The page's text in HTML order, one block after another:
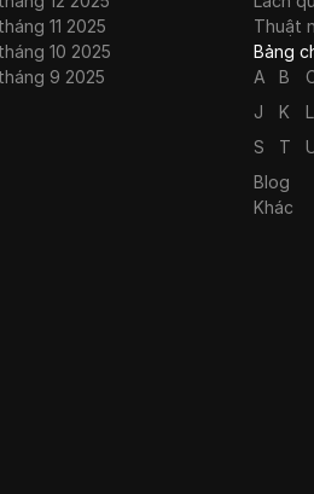
tháng 11 2025
tháng 10 2025
tháng 9 2025
Thuật
Bảng
A
B
J
K L
S
T
Blog
Khác